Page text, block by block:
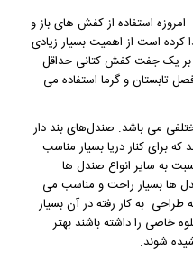
امروزه استفاده از کفش های باز و
کرده است از اهمیت بسیار زیادی
بر یک جفت کفش کتانی حداقل
تابستان و گرما استفاده می
می باشد. صندل‌های بند دار
برای کنار دریا بسیار مناسب
به سایر انواع صندل ها
ها بسیار راحت و مناسب می
به کار رفته در آن بسیار
خاصی را داشته باشند بهتر
شوند.